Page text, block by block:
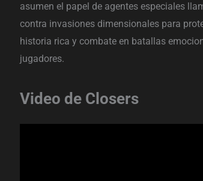
asumen el papel de agentes especiales
contra invasiones dimensionales para
historia rica y combate en batallas
jugadores.
Video de Closers